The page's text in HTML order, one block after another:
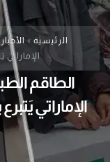
الرئيسية » الأخبار
الطاقم
الإماراتي